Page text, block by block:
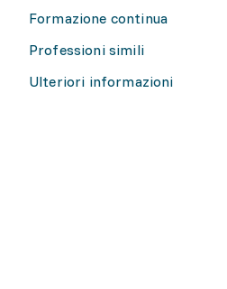
Formazione continua
Professioni simili
Ulteriori informazioni